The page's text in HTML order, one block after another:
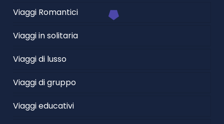
Viaggi Romantici
Viaggi in solitaria
Viaggi di lusso
Viaggi di gruppo
Viaggi educativi